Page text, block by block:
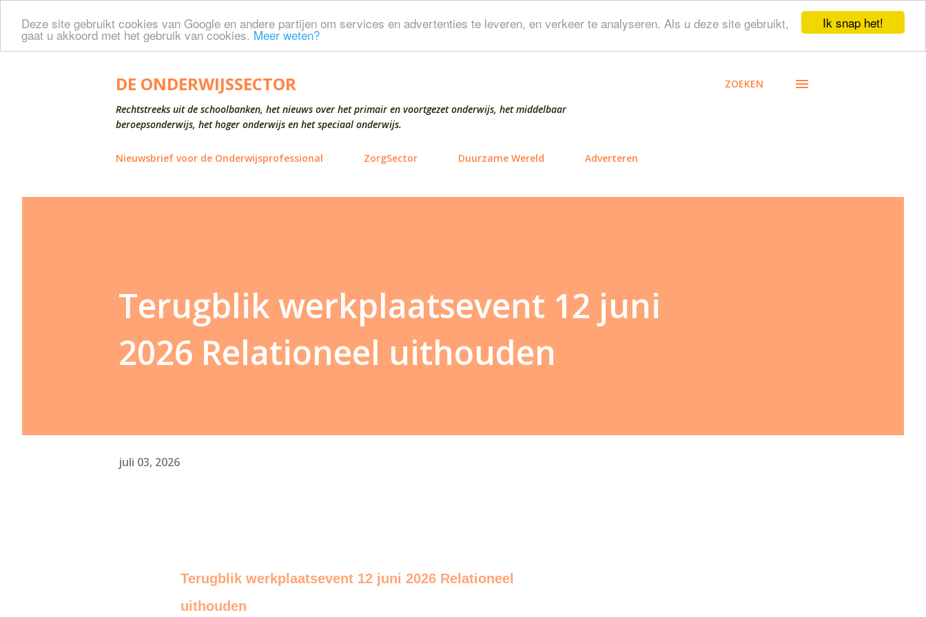
Ik snap het!
Deze site gebruikt cookies van Google en andere partijen om services en advertenties te leveren, en verkeer te analyseren. Als u deze site gebruikt,
gaat u akkoord met het gebruik van cookies. Meer weten?
Doorgaan naar hoofdcontent
DE ONDERWIJSSECTOR
Rechtstreeks uit de schoolbanken, het nieuws over het primair en voortgezet onderwijs, het middelbaar
beroepsonderwijs, het hoger onderwijs en het speciaal onderwijs.
ZOEKEN
Nieuwsbrief voor de Onderwijsprofessional ZorgSector Duurzame Wereld Adverteren
Terugblik werkplaatsevent 12 juni
2026 Relationeel uithouden
juli 03, 2026
Terugblik werkplaatsevent 12 juni 2026 Relationeel
uithouden